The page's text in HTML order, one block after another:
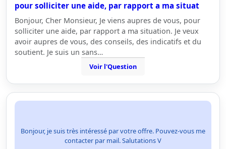
pour solliciter une aide, par rapport a ma situat
Bonjour, Cher Monsieur, Je viens aupres de vous, pour
solliciter une aide, par rapport a ma situation. Je veux
avoir aupres de vous, des conseils, des indicatifs et du
soutient. Je suis un sans…
Voir l'Question
Bonjour, je suis très intéressé par votre offre. Pouvez-vous me
contacter par mail. Salutations V